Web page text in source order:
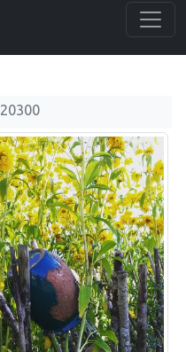
20300